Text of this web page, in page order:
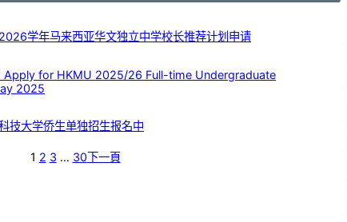
学年马来西亚华文独立中学校长推荐计划申请
Apply for HKMU 2025/26 Full-time Undergraduate
2025
技大学侨生单独招生报名中
1 2 3 … 30下一頁